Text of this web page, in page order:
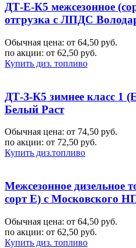
ДТ-Е-К5 межсезонное
отгрузка с ЛПДС
Обычная цена: от 64,50 руб.
по акции: от 62,50 руб.
Купить диз. топливо
ДТ-З-К5 зимнее класс 1
Белый Раст
Обычная цена: от 74,50 руб.
по акции: от 72,50 руб.
Купить диз.топливо
Межсезонное дизельное
сорт Е) с Московского
Обычная цена: от 64,50 руб.
по акции: от 62,50 руб.
Купить диз. топливо